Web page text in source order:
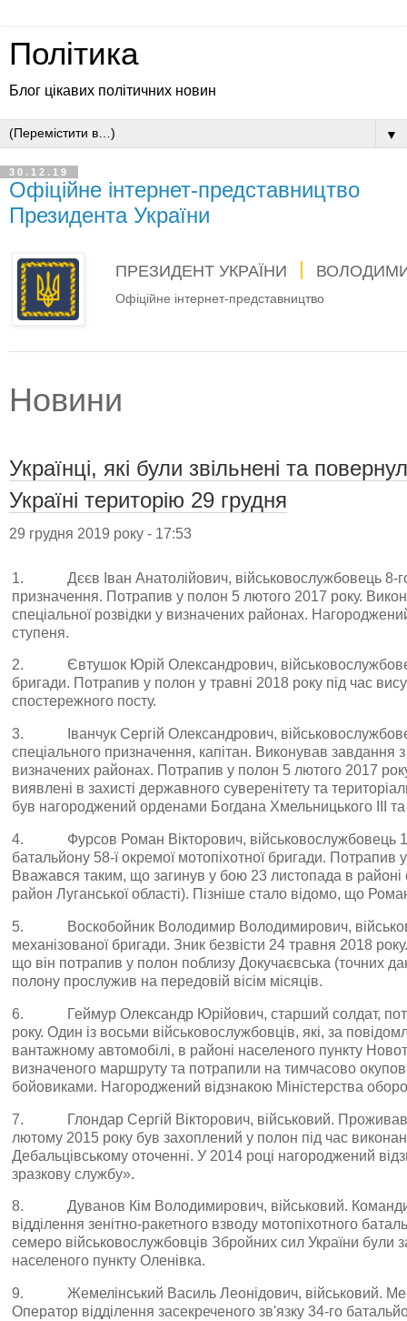
Політика
Блог цікавих політичних новин
▼
30.12.19
Офіційне інтернет-представництво
Президента України
ПРЕЗИДЕНТ УКРАЇНИ
Офіційне інтернет-представництво
Новини
Українці, які були звільнені та
Україні територію 29 грудня
29 грудня 2019 року - 17:53
1. Дєєв Іван Анатолійович, військовослужбовець 8-го
призначення. Потрапив у полон 5 лютого 2017 року.
спеціальної розвідки у визначених районах.
ступеня.
2. Євтушок Юрій Олександрович,
бригади. Потрапив у полон у травні 2018 року під час
спостережного посту.
3. Іванчук Сергій Олександрович,
спеціального призначення, капітан. Виконував завдання
визначених районах. Потрапив у полон 5 лютого 2017
виявлені в захисті державного суверенітету та
був нагороджений орденами Богдана Хмельницького ІІІ та
4. Фурсов Роман Вікторович, військовослужбовець
батальйону 58-ї окремої мотопіхотної бригади.
Вважався таким, що загинув у бою 23 листопада в
район Луганської області). Пізніше стало відомо, що
5. Воскобойник Володимир Володимирович,
механізованої бригади. Зник безвісти 24 травня 2018
що він потрапив у полон поблизу Докучаєвська (точних
полону прослужив на передовій вісім місяців.
6. Геймур Олександр Юрійович, старший солдат,
року. Один із восьми військовослужбовців, які, за
вантажному автомобілі, в районі населеного пункту
визначеного маршруту та потрапили на тимчасово
бойовиками. Нагороджений відзнакою Міністерства
7. Глондар Сергій Вікторович, військовий. Проживав у
лютому 2015 року був захоплений у полон під час
Дебальцівському оточенні. У 2014 році нагороджений
зразкову службу».
8. Дуванов Кім Володимирович, військовий. Командир
відділення зенітно-ракетного взводу мотопіхотного
семеро військовослужбовців Збройних сил України були
населеного пункту Оленівка.
9. Жемелінський Василь Леонідович, військовий.
Оператор відділення засекреченого зв'язку 34-го